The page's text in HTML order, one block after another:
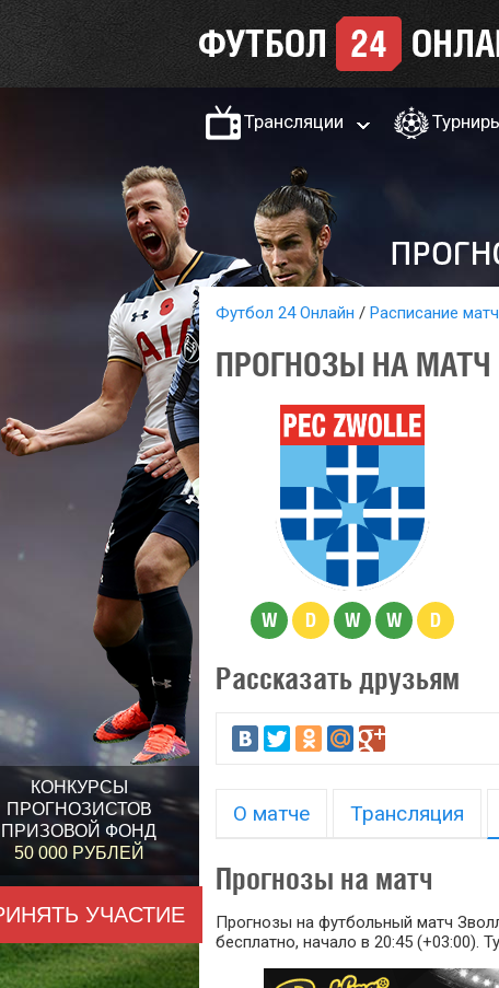
КОНКУРСЫ
ПРОГНОЗИСТОВ
ПРИЗОВОЙ ФОНД
50 000 РУБЛЕЙ
УЧАСТИЕ
Трансляции
Футбол 24 Онлайн Расписание
ПРОГНОЗЫ НА МАТЧ
W D W W D
Рассказать друзьям
О матче Трансляция
Прогнозы на матч
Прогнозы на футбольный матч
бесплатно, начало в 20:45 (+03:00).